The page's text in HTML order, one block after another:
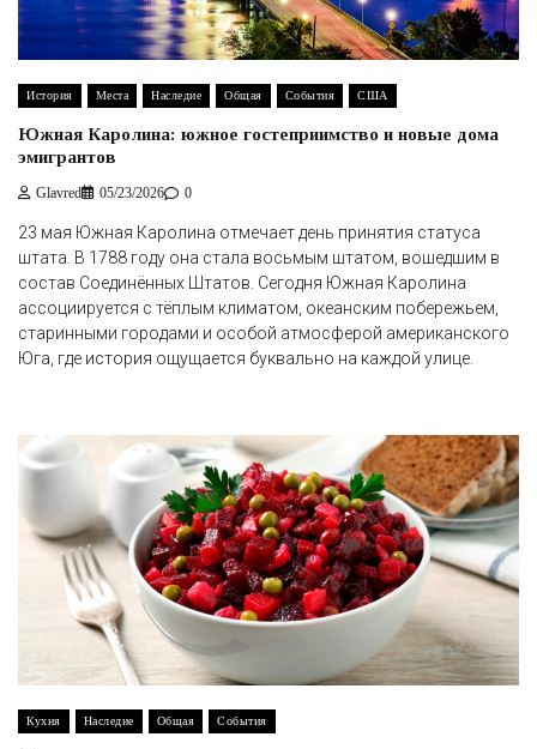
История Места Наследие Общая События США
Южная Каролина: южное гостеприимство и новые дома
эмигрантов
Glavred 05/23/2026 0
23 мая Южная Каролина отмечает день принятия статуса
штата. В 1788 году она стала восьмым штатом, вошедшим в
состав Соединённых Штатов. Сегодня Южная Каролина
ассоциируется с тёплым климатом, океанским побережьем,
старинными городами и особой атмосферой американского
Юга, где история ощущается буквально на каждой улице.
Кухня Наследие Общая События